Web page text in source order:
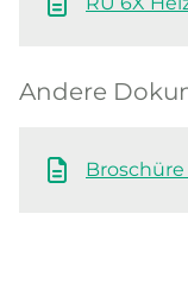
Andere
Broschüre